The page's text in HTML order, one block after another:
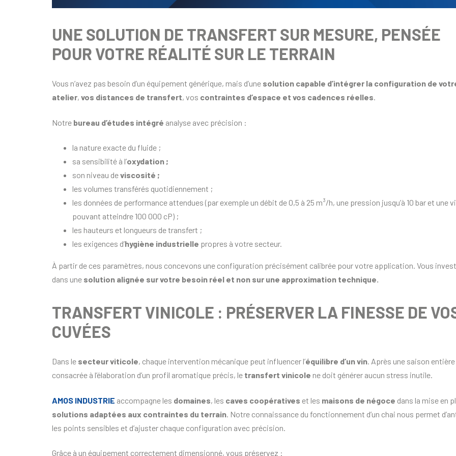
UNE SOLUTION DE TRANSFERT SUR MESURE, PENSÉE
POUR VOTRE RÉALITÉ SUR LE TERRAIN
Vous n’avez pas besoin d’un équipement générique, mais d’une solution capable d’intégrer la configuration de
atelier, vos distances de transfert, vos contraintes d’espace et vos cadences réelles.
Notre bureau d’études intégré analyse avec précision :
la nature exacte du fluide ;
sa sensibilité à l’oxydation ;
son niveau deviscosité ;
les volumes transférés quotidiennement ;
les données de performance attendues (par exemple un débit de 0,5 à 25 m³/h, une pression jusqu’à 10 bar et une
pouvant atteindre 100 000 cP) ;
les hauteurs et longueurs de transfert ;
les exigences d’hygiène industrielle propres à votre secteur.
À partir de ces paramètres, nous concevons une configuration précisément calibrée pour votre application. Vous
dans une solution alignée sur votre besoin réel et non sur une approximation technique.
TRANSFERT VINICOLE : PRÉSERVER LA FINESSE DE
CUVÉES
Dans le secteur viticole, chaque intervention mécanique peut influencer l’équilibre d’un vin. Après une saison entière
consacrée à l’élaboration d’un profil aromatique précis, le transfert vinicole ne doit générer aucun stress inutile.
AMOS INDUSTRIE accompagne les domaines, les caves coopératives et les maisons de négoce dans la mise en
solutions adaptées aux contraintes du terrain . Notre connaissance du fonctionnement d’un chai nous permet
les points sensibles et d’ajuster chaque configuration avec précision.
Grâce à un équipement correctement dimensionné, vous préservez :